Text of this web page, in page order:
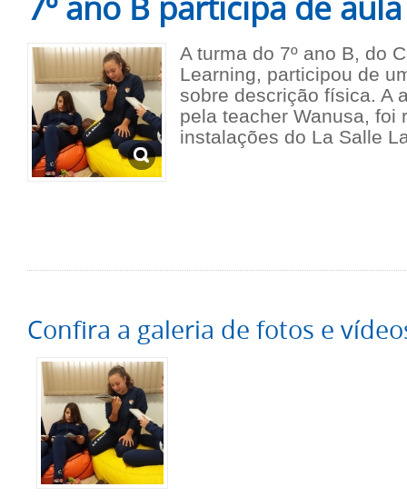
A turma do 7º ano B, do
Learning, participou de
sobre descrição física. A
pela teacher Wanusa, foi
instalações do La Salle
Confira a galeria de fotos e